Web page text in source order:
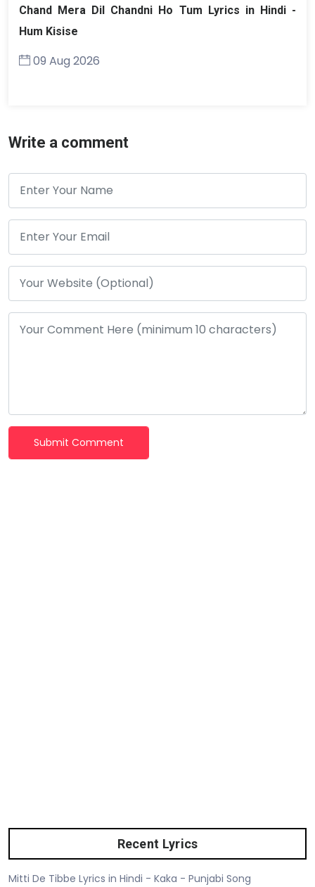
Chand Mera Dil Chandni Ho Tum Lyrics in Hindi -
Hum Kisise
09 Aug 2026
Write a comment
Submit Comment
Recent Lyrics
Mitti De Tibbe Lyrics in Hindi - Kaka - Punjabi Song